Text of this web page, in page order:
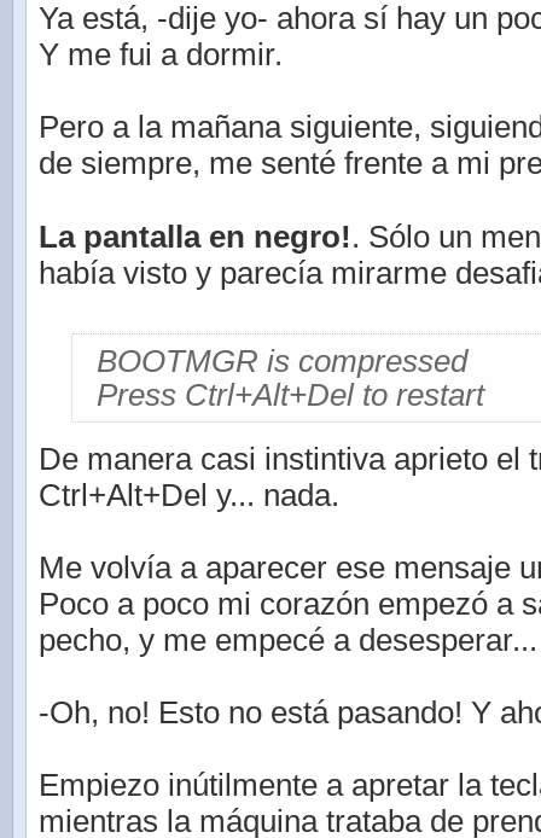
Ya está, -dije yo- ahora sí hay un
Y me fui a dormir.
Pero a la mañana siguiente,
de siempre, me senté frente a mi
La pantalla en negro!. Sólo un
había visto y parecía mirarme
BOOTMGR is compressed
Press Ctrl+Alt+Del to restart
De manera casi instintiva aprieto el
Ctrl+Alt+Del y... nada.
Me volvía a aparecer ese mensaje
Poco a poco mi corazón empezó a
pecho, y me empecé a desesperar...
-Oh, no! Esto no está pasando! Y
Empiezo inútilmente a apretar la
mientras la máquina trataba de